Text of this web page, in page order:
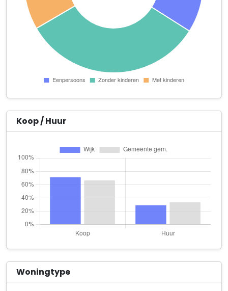
Atelier 33
Hoenderparkweg 96 B
Auto Plaza Ugchelen
Hattemseweg 22
Hattemse Beek 61
Autoservice Debo
Veenweg 64
Best Hair
Arnhemseweg 138
BEVON Advies
Disselhof 110
Boon Holding Apeldoorn B.V.
Christiaan Geurtsweg 1
Bouwadviesburo A.W. van der Windt
Camperverhuur het Loo
Hoenderloseweg 63
Koop / Huur
Woningtype